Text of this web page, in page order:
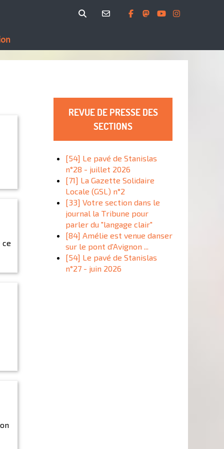
ce
REVUE DE PRESSE DES
SECTIONS
[54] Le pavé de Stanislas
n°28 - juillet 2026
[71] La Gazette Solidaire
Locale (GSL) n°2
[33] Votre section dans le
journal la Tribune pour
parler du "langage clair"
[84] Amélie est venue danser
sur le pont d'Avignon ...
[54] Le pavé de Stanislas
n°27 - juin 2026